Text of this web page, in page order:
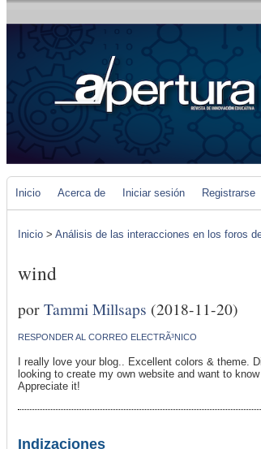
Inicio Acerca de Iniciar sesión Registrarse
Inicio > Análisis de las interacciones en los foros
wind
porTammi Millsaps (2018-11-20)
RESPONDER AL CORREO ELECTRÃ³NICO
I really love your blog.. Excellent colors & theme.
looking to create my own website and want to
Appreciate it!
Indizaciones